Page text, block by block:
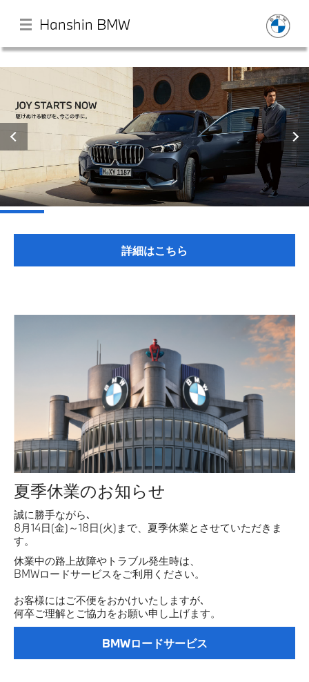
ン
ン
に
移
動
HOME
店舗一覧
モデル一覧
Hanshin BMW
詳細はこちら
夏季休業のお知らせ
誠に勝手ながら､
8月14日(金)～18日(火)まで、夏季休業とさせていただきま
す。
休業中の路上故障やトラブル発生時は、
BMWロードサービスをご利用ください。
お客様にはご不便をおかけいたしますが､
何卒ご理解とご協力をお願い申し上げます。
BMWロードサービス